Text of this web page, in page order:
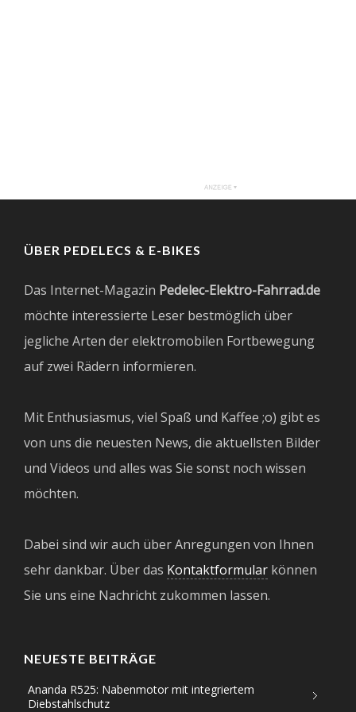
ÜBER PEDELECS & E-BIKES
Das Internet-Magazin Pedelec-Elektro-Fahrrad.de
möchte interessierte Leser bestmöglich über
jegliche Arten der elektromobilen Fortbewegung
auf zwei Rädern informieren.
Mit Enthusiasmus, viel Spaß und Kaffee ;o) gibt es
von uns die neuesten News, die aktuellsten Bilder
und Videos und alles was Sie sonst noch wissen
möchten.
Dabei sind wir auch über Anregungen von Ihnen
sehr dankbar. Über das Kontaktformular können
Sie uns eine Nachricht zukommen lassen.
NEUESTE BEITRÄGE
Ananda R525: Nabenmotor mit integriertem
Diebstahlschutz